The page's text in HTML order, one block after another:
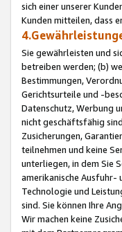
sich einer unserer
Kunden mitteilen, dass
Sie gewährleisten und
betreiben werden; (b)
Bestimmungen,
Gerichtsurteile und -
Datenschutz, Werbung
nicht geschäftsfähig
Zusicherungen,
teilnehmen und keine
unterliegen, in dem Sie
amerikanische Ausfuhr-
Technologie und
sind. Sie können Ihre
Wir machen keine